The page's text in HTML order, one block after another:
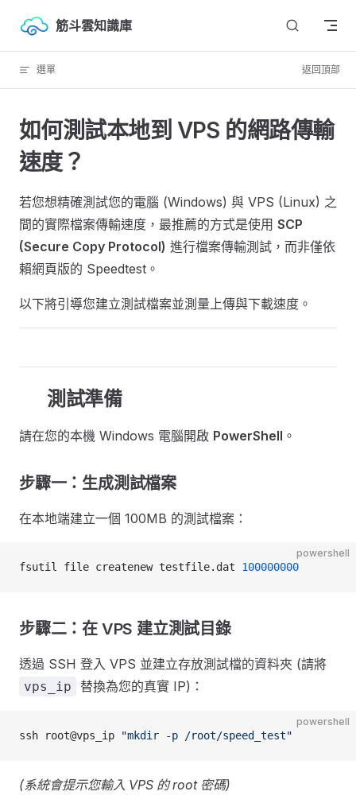
Skip to content筋斗雲知識庫
選單 返回頂部
如何測試本地到 VPS 的網路傳輸
速度？
若您想精確測試您的電腦 (Windows) 與 VPS (Linux) 之
間的實際檔案傳輸速度，最推薦的方式是使用 SCP
(Secure Copy Protocol) 進行檔案傳輸測試，而非僅依
賴網頁版的 Speedtest。
以下將引導您建立測試檔案並測量上傳與下載速度。
🛠️ 測試準備
請在您的本機 Windows 電腦開啟 PowerShell 。
步驟一：生成測試檔案
在本地端建立一個 100MB 的測試檔案：
powershell
fsutil file createnew testfile.dat 100000000
步驟二：在 VPS 建立測試目錄
透過 SSH 登入 VPS 並建立存放測試檔的資料夾 (請將
vps_ip 替換為您的真實 IP)：
powershell
ssh root@vps_ip "mkdir -p /root/speed_test"
(系統會提示您輸入 VPS 的 root 密碼)